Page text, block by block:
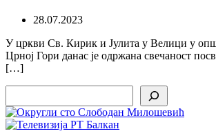
28.07.2023
У цркви Св. Кирик и Јулита у Велици у
Црној Гори данас је одржана свечаност
[…]